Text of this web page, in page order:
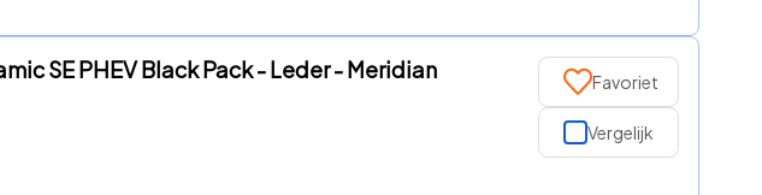
SE PHEV Black Pack - Leder - Meridian Favoriet
Vergelijk